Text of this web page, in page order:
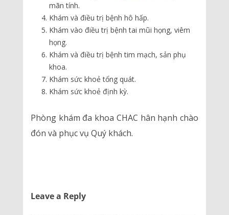
mãn tính.
Khám và điều trị bệnh hô hấp.
Khám vào điều trị bệnh tai mũi họng, viêm
họng.
Khám và điều trị bệnh tim mạch, sản phụ
khoa.
Khám sức khoẻ tổng quát.
Khám sức khoẻ định kỳ.
Phòng khám đa khoa CHAC hân hạnh chào
đón và phục vụ Quý khách.
Leave a Reply